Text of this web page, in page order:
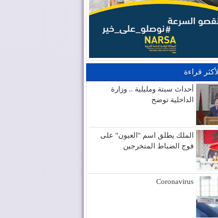
قراءة
أحداث سبتة ومليلية .. وزارة
الداخلية توضح
الملك يطلق اسم "العيون" على
فوج الضباط المتخرجين
Coronavirus